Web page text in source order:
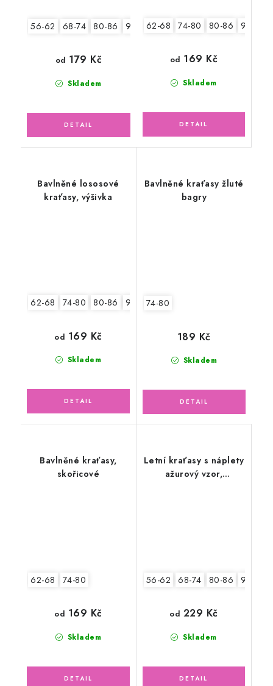
56-62 68-74 80-86 92-98
Skladem
od 179 Kč
62-68 74-80 80-86 92-98
Skladem
od 169 Kč
Bavlněné lososové
kraťasy, výšivka
62-68 74-80 80-86 92-98 104-110
Skladem
od 169 Kč
Bavlněné kraťasy žluté
bagry
74-80
Skladem
189 Kč
Bavlněné kraťasy,
skořicové
62-68 74-80
Skladem
od 169 Kč
Letní kraťasy s náplety
ažurový vzor,
56-62 68-74 80-86 92-98
Skladem
od 229 Kč